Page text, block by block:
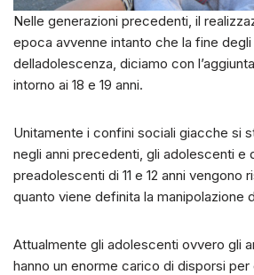
Nelle generazioni precedenti, il
epoca avvenne intanto che la fine degli
delladolescenza, diciamo con
intorno ai 18 e 19 anni.
Unitamente i confini sociali giacche si
negli anni precedenti, gli adolescenti e
preadolescenti di 11 e 12 anni vengono
quanto viene definita la manipolazione
Attualmente gli adolescenti ovvero gli
hanno un enorme carico di disporsi